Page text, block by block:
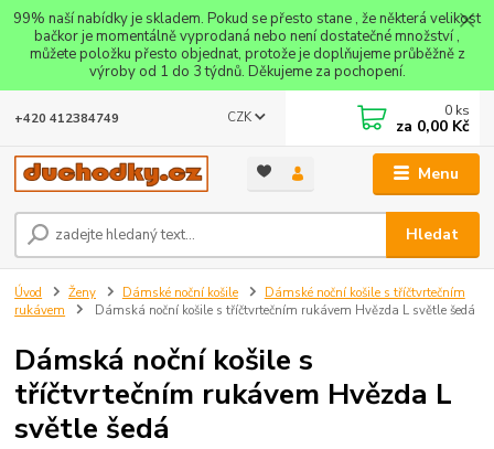
99% naší nabídky je skladem. Pokud se přesto stane , že některá velikost
bačkor je momentálně vyprodaná nebo není dostatečné množství ,
můžete položku přesto objednat, protože je doplňujeme průběžně z
výroby od 1 do 3 týdnů. Děkujeme za pochopení.
Menu
CZK
Hledat
+420 412384749 0 ks
za 0,00 Kč
Úvod Ženy Dámské noční košile
Dámské noční košile s tříčtvrtečním
rukávem
Dámská noční košile s tříčtvrtečním rukávem Hvězda L světle šedá
Dámská noční košile s
tříčtvrtečním rukávem Hvězda L
světle šedá